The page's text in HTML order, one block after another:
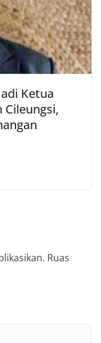
Ketua
Cileungsi,
Ruas